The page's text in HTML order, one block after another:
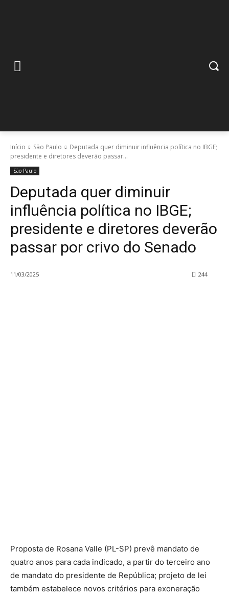
Início São Paulo
Deputada quer diminuir influência política no IBGE;
presidente e diretores deverão passar...
São Paulo
Deputada quer diminuir
influência política no IBGE;
presidente e diretores deverão
passar por crivo do Senado
11/03/2025 244
Proposta de Rosana Valle (PL-SP) prevê mandato de
quatro anos para cada indicado, a partir do terceiro ano
de mandato do presidente de República; projeto de lei
também estabelece novos critérios para exoneração